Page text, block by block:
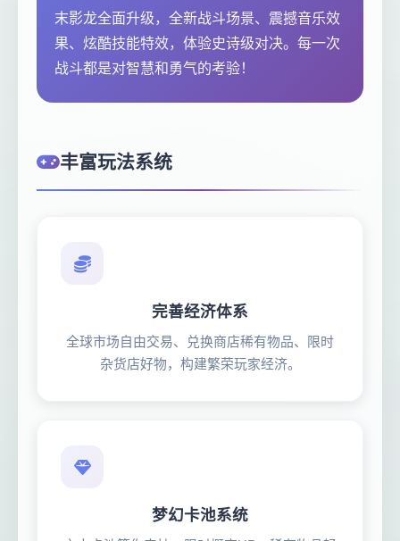
末影龙全面升级，全新战斗场景、震撼音乐效
果、炫酷技能特效，体验史诗级对决。每一次
战斗都是对智慧和勇气的考验！
丰富玩法系统
完善经济体系
全球市场自由交易、兑换商店稀有物品、限时
杂货店好物，构建繁荣玩家经济。
梦幻卡池系统